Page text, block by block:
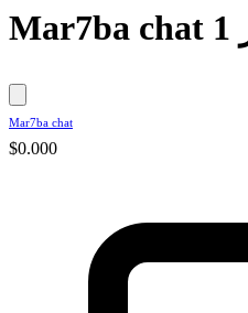
Mar7ba chat
$0.000